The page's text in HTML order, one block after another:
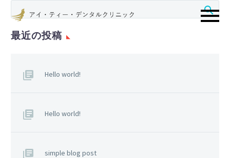
最近の投稿
Hello world!
Hello world!
simple blog post